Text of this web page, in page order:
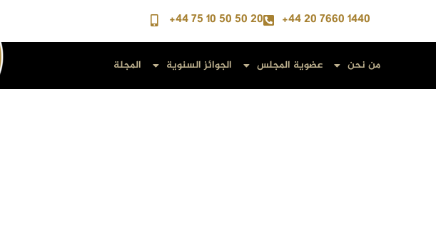
+44 75 10 50 50 20 +44 20 7660 1440
من نحن عضوية المجلس الجوائز السنوية المجلة